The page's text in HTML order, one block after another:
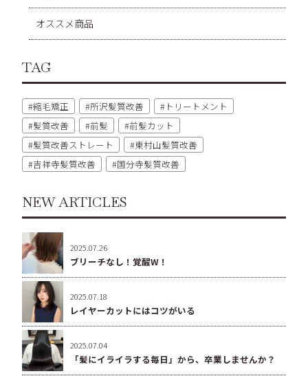
オススメ商品
TAG
縮毛矯正 所沢髪質改善
トリートメント
髪質改善
前髪
前髪カット
髪質改善ストレート
東村山髪質改善
吉祥寺髪質改善
国分寺髪質改善
NEW ARTICLES
2025.07.26
ブリーチなし！覚醒W！
2025.07.18
レイヤーカットにはコツがいる
2025.07.04
「髪にイライラする毎日」から、卒業しませんか？